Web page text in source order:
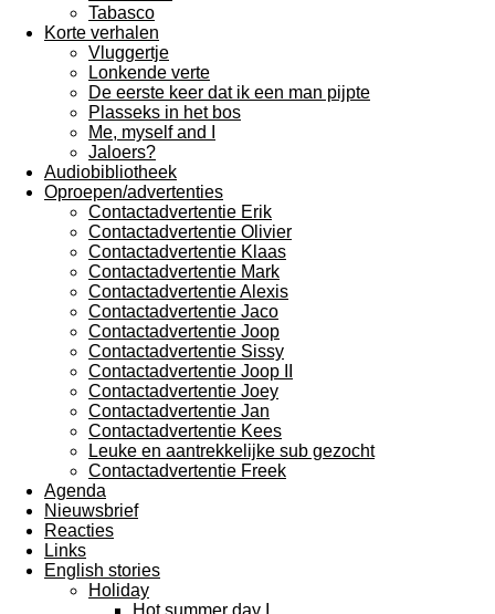
Tabasco
Korte verhalen
Vluggertje
Lonkende verte
De eerste keer dat ik een man pijpte
Plasseks in het bos
Me, myself and I
Jaloers?
Audiobibliotheek
Oproepen/advertenties
Contactadvertentie Erik
Contactadvertentie Olivier
Contactadvertentie Klaas
Contactadvertentie Mark
Contactadvertentie Alexis
Contactadvertentie Jaco
Contactadvertentie Joop
Contactadvertentie Sissy
Contactadvertentie Joop II
Contactadvertentie Joey
Contactadvertentie Jan
Contactadvertentie Kees
Leuke en aantrekkelijke sub gezocht
Contactadvertentie Freek
Agenda
Nieuwsbrief
Reacties
Links
English stories
Holiday
Hot summer day I